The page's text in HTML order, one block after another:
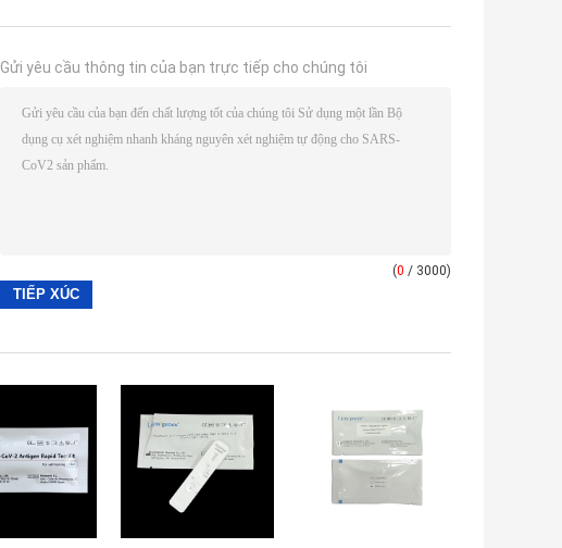
Gửi yêu cầu thông tin của bạn trực tiếp cho chúng tôi
(0 / 3000)